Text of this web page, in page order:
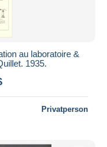
au laboratoire &
1935.
Privatperson